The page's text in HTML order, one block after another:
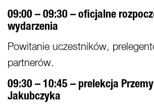
09:00 – 09:30 – oficjalne
wydarzenia
Powitanie uczestników,
partnerów.
09:30 – 10:45 – prelekcja
Jakubczyka